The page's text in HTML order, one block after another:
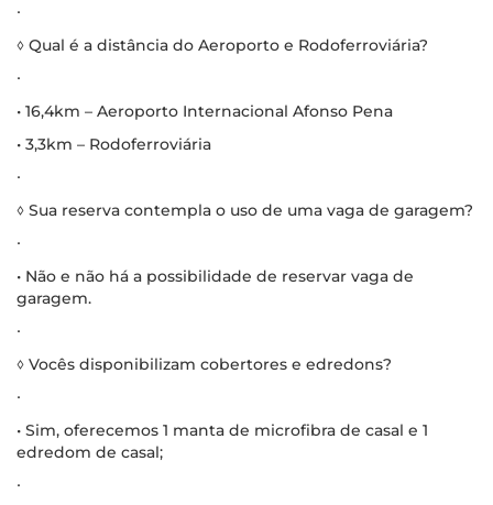
∙
◊ Qual é a distância do Aeroporto e Rodoferroviária?
∙
• 16,4km – Aeroporto Internacional Afonso Pena
• 3,3km – Rodoferroviária
∙
◊ Sua reserva contempla o uso de uma vaga de garagem?
∙
• Não e não há a possibilidade de reservar vaga de
garagem.
∙
◊ Vocês disponibilizam cobertores e edredons?
∙
• Sim, oferecemos 1 manta de microfibra de casal e 1
edredom de casal;
∙